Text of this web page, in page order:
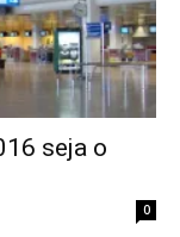
seja o
0